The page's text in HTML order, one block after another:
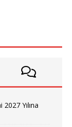
Yılına